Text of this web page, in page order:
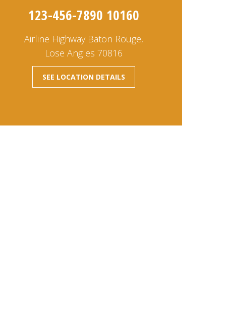
123-456-7890 10160
Airline Highway Baton Rouge,
Lose Angles 70816
SEE LOCATION DETAILS